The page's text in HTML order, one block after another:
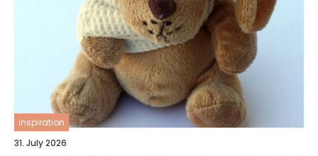
inspiration
31. July 2026